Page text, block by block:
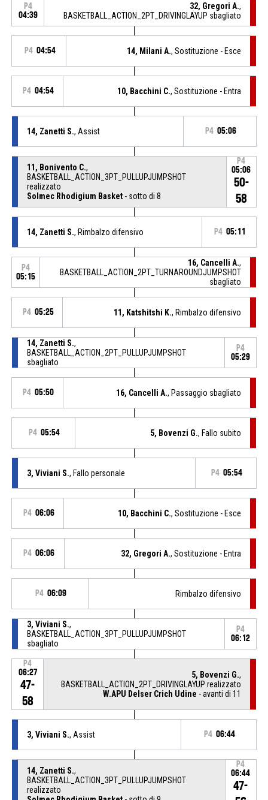
P4
04:39
32, Gregori A.,
BASKETBALL_ACTION_2PT_DRIVINGLAYUP sbagliato
P4 04:54 14, Milani A., Sostituzione - Esce
P4 04:54 10, Bacchini C., Sostituzione - Entra
14, Zanetti S., Assist P4 05:06
11, Bonivento C.,
BASKETBALL_ACTION_3PT_PULLUPJUMPSHOT
realizzato
Solmec Rhodigium Basket- sotto di 8
P4
05:06
50-
58
14, Zanetti S., Rimbalzo difensivo P4 05:11
P4
05:15
16, Cancelli A.,
BASKETBALL_ACTION_2PT_TURNAROUNDJUMPSHOT
sbagliato
P4 05:25 11, Katshitshi K., Rimbalzo difensivo
14, Zanetti S.,
BASKETBALL_ACTION_2PT_PULLUPJUMPSHOT
sbagliato
P4
05:29
P4 05:50 16, Cancelli A., Passaggio sbagliato
P4 05:54 5, Bovenzi G., Fallo subito
3, Viviani S., Fallo personale P4 05:54
P4 06:06 10, Bacchini C., Sostituzione - Esce
P4 06:06 32, Gregori A., Sostituzione - Entra
P4 06:09 Rimbalzo difensivo
3, Viviani S.,
BASKETBALL_ACTION_3PT_PULLUPJUMPSHOT
sbagliato
P4
06:12
P4
06:27
47-
58
5, Bovenzi G.,
BASKETBALL_ACTION_2PT_DRIVINGLAYUP realizzato
W.APU Delser Crich Udine - avanti di 11
3, Viviani S., Assist P4 06:44
14, Zanetti S.,
BASKETBALL_ACTION_3PT_PULLUPJUMPSHOT
realizzato
P4
06:44
47-